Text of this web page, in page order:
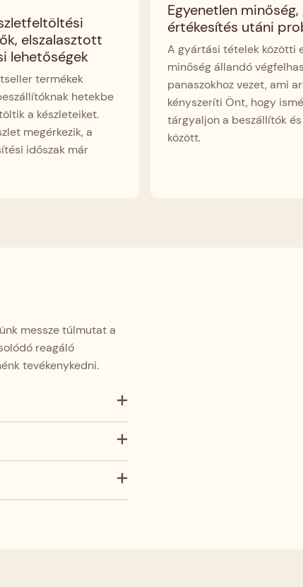
elszalasztott
lehetőségek
termékek
hetekbe
a készleteiket.
megérkezik, a
időszak már
Egyenetlen minőség,
értékesítés utáni
A gyártási tételek közötti
minőség állandó
panaszokhoz vezet, ami
kényszeríti Önt, hogy
tárgyaljon a beszállítók
között.
messze túlmutat a
reagáló
tevékenykedni.